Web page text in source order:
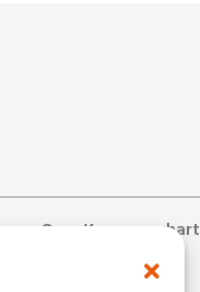
Over Kennemerhart